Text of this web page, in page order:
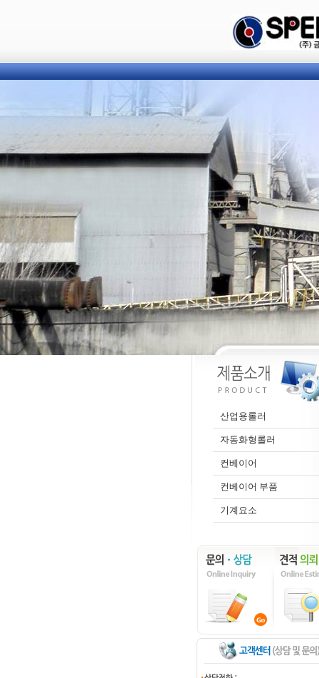
산업용롤러
자동화형롤러
컨베이어
컨베이어 부품
기계요소